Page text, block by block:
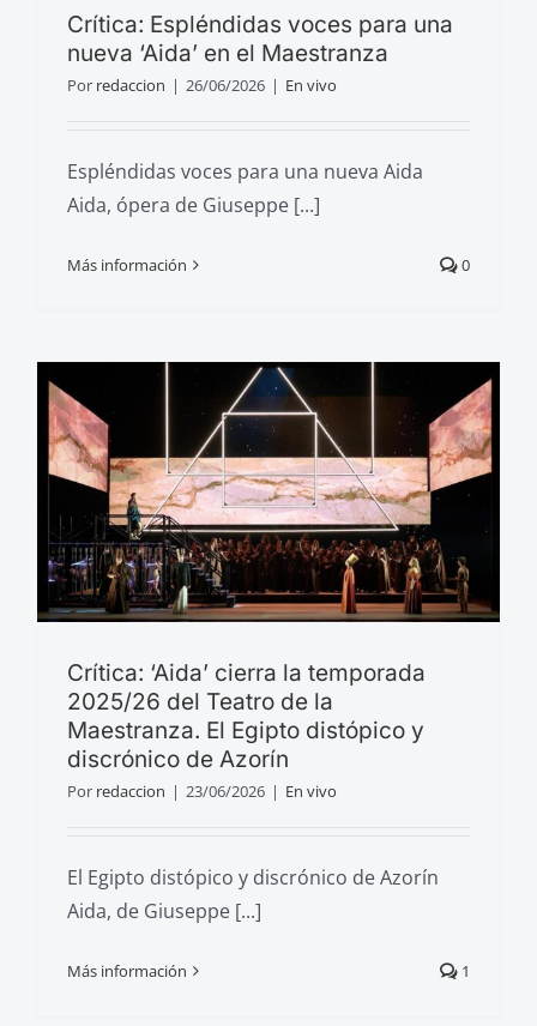
Crítica: Espléndidas voces para una
nueva ‘Aida’ en el Maestranza
Por redaccion | 26/06/2026 | En vivo
Espléndidas voces para una nueva Aida
Aida, ópera de Giuseppe [...]
Más información 0
Crítica: ‘Aida’ cierra la temporada
2025/26 del Teatro de la
Maestranza. El Egipto distópico y
discrónico de Azorín
Por redaccion | 23/06/2026 | En vivo
El Egipto distópico y discrónico de Azorín
Aida, de Giuseppe [...]
Más información 1